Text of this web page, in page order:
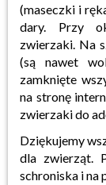
(maseczki i
dary. Przy
zwierzaki. Na
(są nawet
zamknięte
na stronę
zwierzaki do
Dziękujemy
dla zwierząt.
schroniska i na